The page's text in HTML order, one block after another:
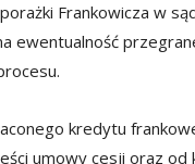
Frankowicza w
ewentualność
kredytu
umowy cesji oraz